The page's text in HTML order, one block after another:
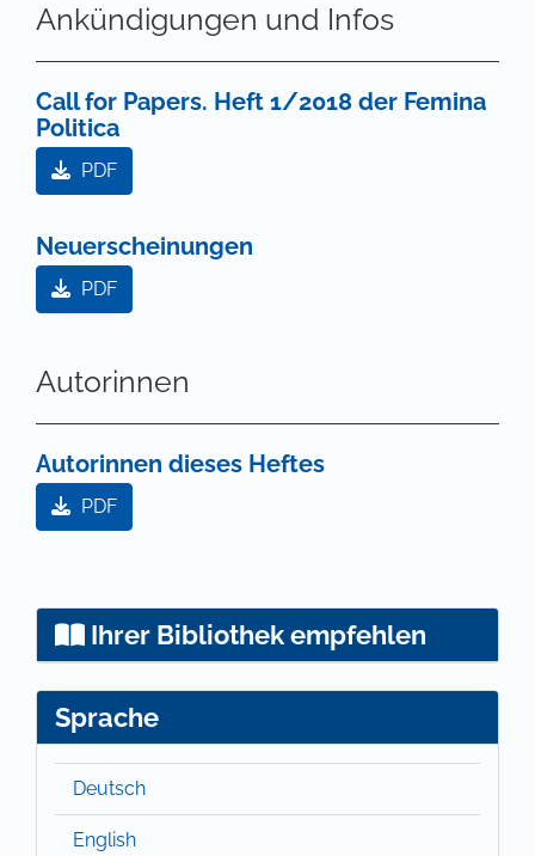
Ankündigungen und Infos
Call for Papers. Heft 1/2018 der Femina
Politica
PDF
Neuerscheinungen
PDF
Autorinnen
Autorinnen dieses Heftes
PDF
Ihrer Bibliothek empfehlen
Sprache
Deutsch
English